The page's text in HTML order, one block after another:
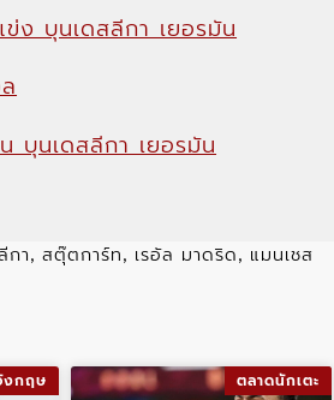
ข่ง บุนเดสลีกา เยอรมัน
บุนเดสลีกา เยอรมัน
กา, สตุ๊ตการ์ท, เรอัล มาดริด, แมนเชส
งกฤษ ตลาดนักเตะ